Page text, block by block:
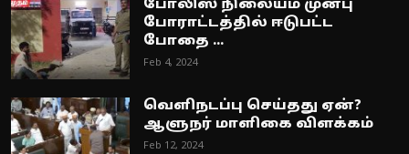
போலிஸ் நிலையம் முன்பு
போராட்டத்தில் ஈடுபட்ட
போதை ...
Feb 4, 2024
வெளிநடப்பு செய்தது ஏன்?
ஆளுநர் மாளிகை விளக்கம்
Feb 12, 2024